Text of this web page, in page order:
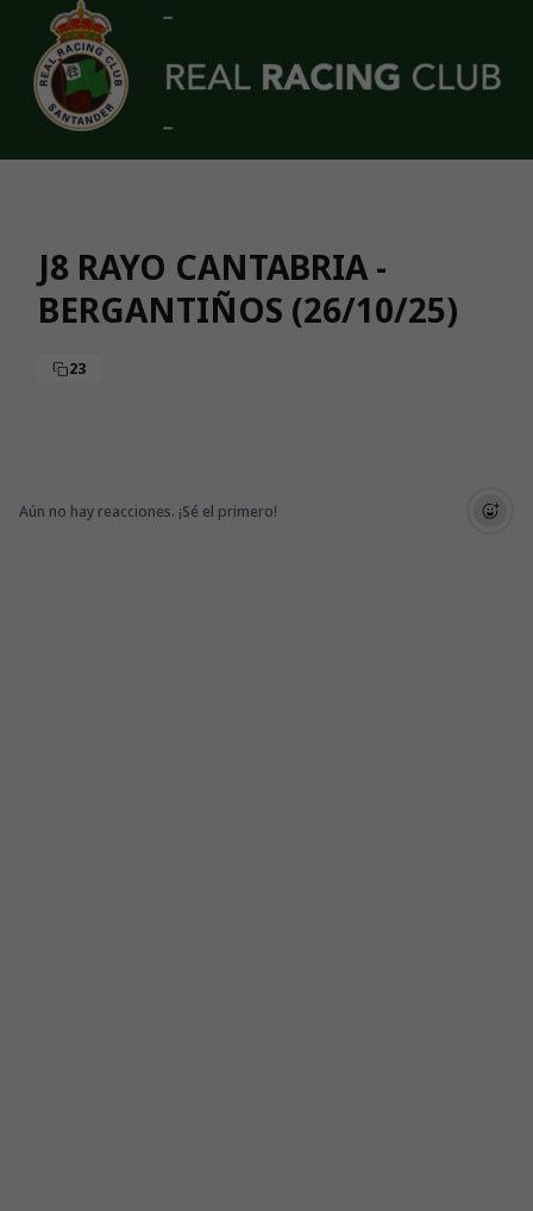
Skip to main content
J8 RAYO CANTABRIA -
BERGANTIÑOS (26/10/25)
23
Aún no hay reacciones. ¡Sé el primero!